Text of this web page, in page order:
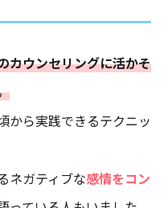
カウンセリングに活かそ
から実践できるテクニッ
ネガティブな感情をコン